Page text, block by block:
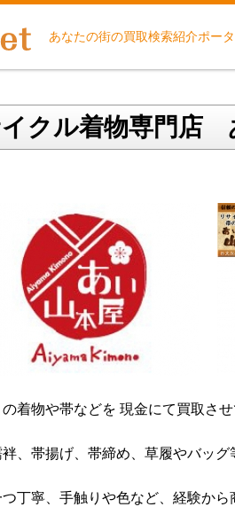
あなたの街の買取検索紹介ポー
クル着物専門店
着物や帯などを 現金にて買取させ
、帯揚げ、帯締め、草履やバッ
丁寧、手触りや色など、経験から